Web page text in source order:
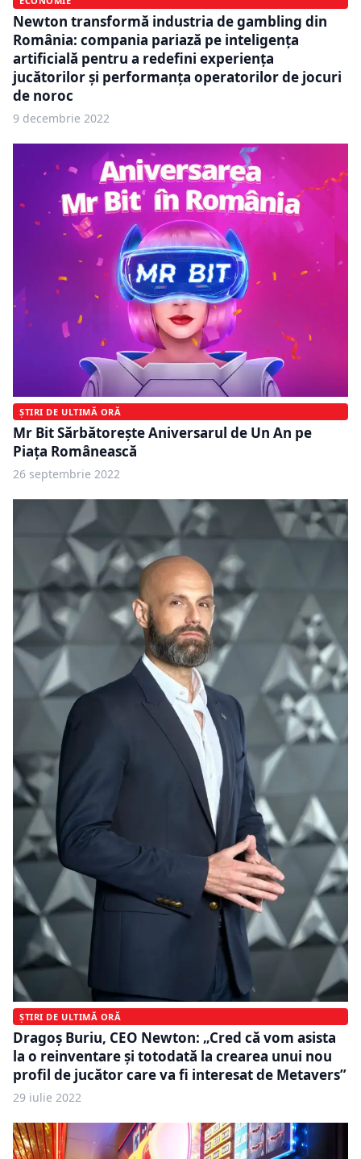
Newton transformă industria de gambling din
România: compania pariază pe inteligența
artificială pentru a redefini experiența
jucătorilor și performanța operatorilor de jocuri
de noroc
9 decembrie 2022
ȘTIRI DE ULTIMĂ ORĂ
Mr Bit Sărbătorește Aniversarul de Un An pe
Piața Românească
26 septembrie 2022
ȘTIRI DE ULTIMĂ ORĂ
Dragoș Buriu, CEO Newton: „Cred că vom asista
la o reinventare și totodată la crearea unui nou
profil de jucător care va fi interesat de Metavers”
29 iulie 2022